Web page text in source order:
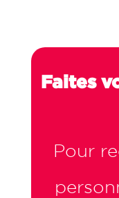
Faites
Pour